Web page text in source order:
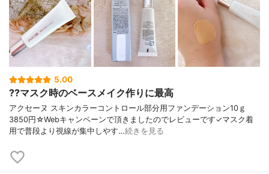
5.00
??マスク時のベースメイク作りに最高
アクセーヌ スキンカラーコントロール部分用ファンデーション10ｇ
3850円☆Webキャンペーンで頂きましたのでレビューです✓マスク着
用で普段より視線が集中しやす…続きを見る